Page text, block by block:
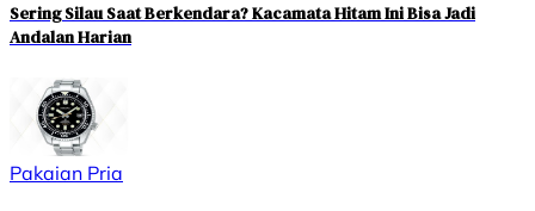
Sering Silau Saat Berkendara? Kacamata Hitam Ini Bisa Jadi
Andalan Harian
Pakaian Pria